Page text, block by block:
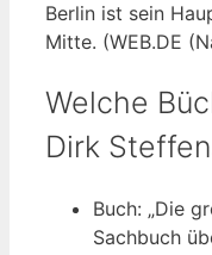
Berlin ist sein
Mitte. (WEB.DE
Welche
Dirk
Buch: „Die
Sachbuch